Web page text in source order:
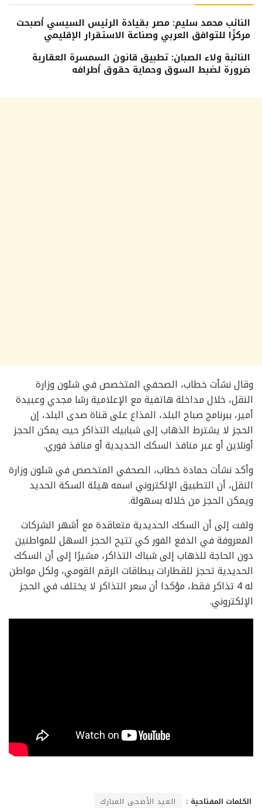
النائب محمد سليم: مصر بقيادة الرئيس السيسي أصبحت
مركزًا للتوافق العربي وصناعة الاستقرار الإقليمي
النائبة ولاء الصبان: تطبيق قانون السمسرة العقارية
ضرورة لضبط السوق وحماية حقوق أطرافه
وقال نشأت خطاب، الصحفي المتخصص في شئون وزارة
النقل، خلال مداخلة هاتفية مع الإعلامية رشا مجدي وعبيدة
أمير، ببرنامج صباح البلد، المذاع على قناة صدى البلد، إن
الحجز لا يشترط الذهاب إلى شبابيك التذاكر حيث يمكن الحجز
أونلاين أو عبر منافذ السكك الحديدية أو منافذ فوري.
وأكد نشأت حمادة خطاب، الصحفي المتخصص في شئون وزارة
النقل، أن التطبيق الإلكتروني اسمه هيئة السكة الحديد
ويمكن الحجز من خلاله بسهولة.
ولفت إلى أن السكك الحديدية متعاقدة مع أشهر الشركات
المعروفة في الدفع الفور كي تتيح الحجز السهل للمواطنين
دون الحاجة للذهاب إلى شباك التذاكر، مشيرًا إلى أن السكك
الحديدية تحجز للقطارات ببطاقات الرقم القومي، ولكل مواطن
له 4 تذاكر فقط، مؤكدا أن سعر التذاكر لا يختلف في الحجز
الإلكتروني.
الكلمات المفتاحية : العيد الأضحى المبارك